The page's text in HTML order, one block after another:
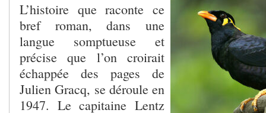
L’histoire que raconte ce
bref roman, dans une
langue somptueuse et
précise que l’on croirait
échappée des pages de
Julien Gracq, se déroule en
1947. Le capitaine Lentz